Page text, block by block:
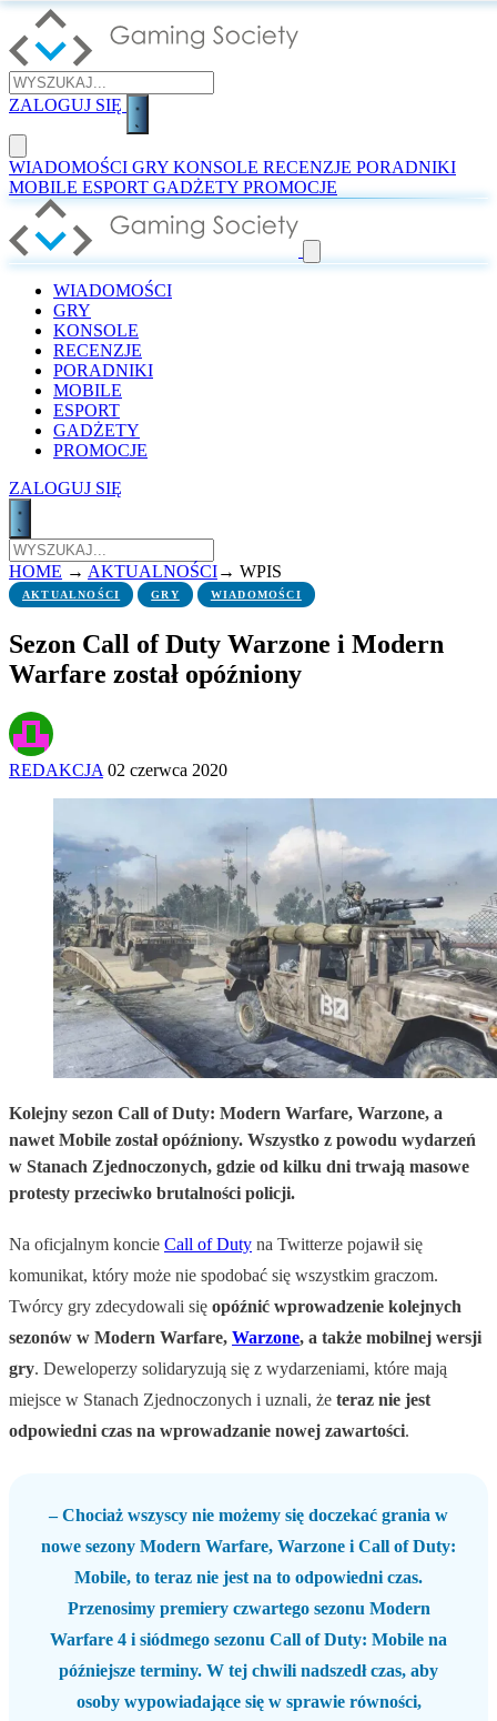
ZALOGUJ SIĘ
WIADOMOŚCI GRY KONSOLE RECENZJE PORADNIKI
MOBILE ESPORT GADŻETY PROMOCJE
WIADOMOŚCI
GRY
KONSOLE
RECENZJE
PORADNIKI
MOBILE
ESPORT
GADŻETY
PROMOCJE
ZALOGUJ SIĘ
HOME → AKTUALNOŚCI→ WPIS
AKTUALNOŚCI GRY WIADOMOŚCI
Sezon Call of Duty Warzone i Modern
Warfare został opóźniony
REDAKCJA 02 czerwca 2020
Kolejny sezon Call of Duty: Modern Warfare, Warzone, a
nawet Mobile został opóźniony. Wszystko z powodu wydarzeń
w Stanach Zjednoczonych, gdzie od kilku dni trwają masowe
protesty przeciwko brutalności policji.
Na oficjalnym koncie Call of Duty na Twitterze pojawił się
komunikat, który może nie spodobać się wszystkim graczom.
Twórcy gry zdecydowali się opóźnić wprowadzenie kolejnych
sezonów w Modern Warfare, Warzone, a także mobilnej wersji
gry. Deweloperzy solidaryzują się z wydarzeniami, które mają
miejsce w Stanach Zjednoczonych i uznali, że teraz nie jest
odpowiedni czas na wprowadzanie nowej zawartości.
– Chociaż wszyscy nie możemy się doczekać grania w
nowe sezony Modern Warfare, Warzone i Call of Duty:
Mobile, to teraz nie jest na to odpowiedni czas.
Przenosimy premiery czwartego sezonu Modern
Warfare 4 i siódmego sezonu Call of Duty: Mobile na
późniejsze terminy. W tej chwili nadszedł czas, aby
osoby wypowiadające się w sprawie równości,